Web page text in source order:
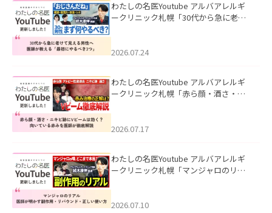
わたしの名医Youtube アルバアレルギ
ークリニック札幌「30代から急に老け
た。
2026.07.24
わたしの名医Youtube アルバアレルギ
ークリニック札幌「赤ら顔・酒さ・ニ
した。
2026.07.17
わたしの名医Youtube アルバアレルギ
ークリニック札幌「マンジャロのリア
た。
2026.07.10